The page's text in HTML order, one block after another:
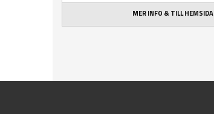
MER INFO & TILL HEMSIDA